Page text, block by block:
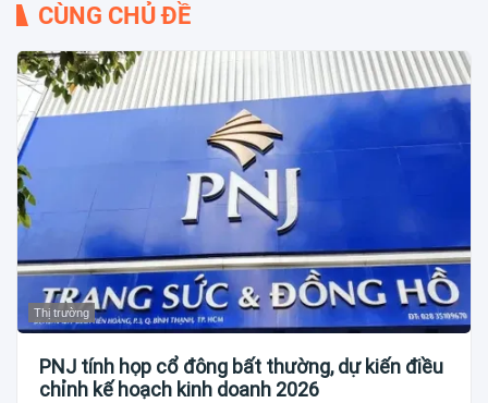
CÙNG CHỦ ĐỀ
Thị trường
PNJ tính họp cổ đông bất thường, dự kiến điều
chỉnh kế hoạch kinh doanh 2026